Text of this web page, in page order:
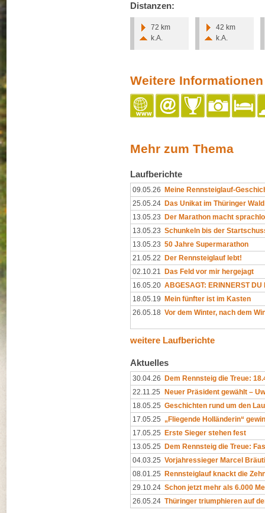
Distanzen:
72 km
k.A.
42 km
k.A.
Weitere Informationen
Mehr zum Thema
Laufberichte
09.05.26 Meine Rennsteiglauf-
25.05.24 Das Unikat im Thüringer Wald
13.05.23 Der Marathon macht
13.05.23 Schunkeln bis der
13.05.23 50 Jahre Supermarathon
21.05.22 Der Rennsteiglauf lebt!
02.10.21
Das Feld vor mir hergejagt
16.05.20 ABGESAGT: ERINNERST DU
18.05.19 Mein fünfter ist im Kasten
26.05.18 Vor dem Winter, nach dem
weitere Laufberichte
Aktuelles
30.04.26 Dem Rennsteig die Treue:
22.11.25 Neuer Präsident gewählt –
18.05.25 Geschichten rund um den
17.05.25 „Fliegende Holländerin“
17.05.25 Erste Sieger stehen fest
13.05.25 Dem Rennsteig die Treue:
04.03.25 Vorjahressieger Marcel
08.01.25 Rennsteiglauf knackt die
29.10.24 Schon jetzt mehr als 6.000
26.05.24 Thüringer triumphieren auf